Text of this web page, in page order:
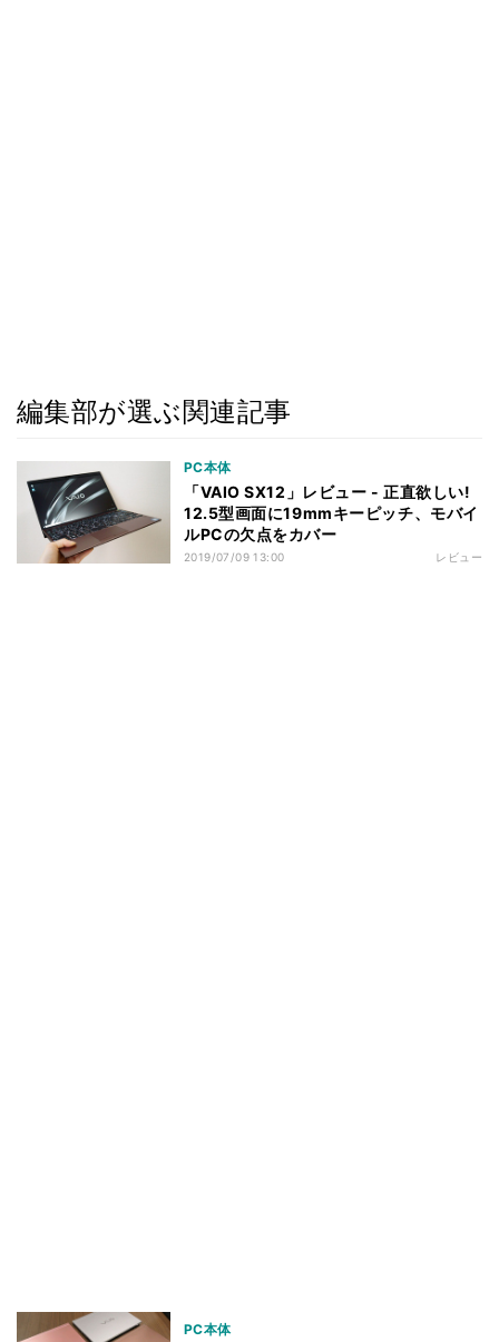
編集部が選ぶ関連記事
PC本体
「VAIO SX12」レビュー - 正直欲しい!
12.5型画面に19mmキーピッチ、モバイ
ルPCの欠点をカバー
2019/07/09 13:00 レビュー
PC本体